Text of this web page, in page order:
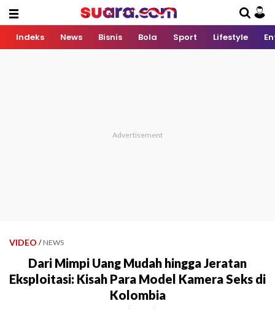
Indeks News Bisnis Bola Sport Lifestyle
VIDEO / NEWS
Dari Mimpi Uang Mudah hingga Jeratan
Eksploitasi: Kisah Para Model Kamera Seks di
Kolombia